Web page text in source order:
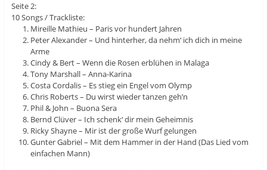
Seite 2:
10 Songs / Trackliste:
Mireille Mathieu – Paris vor hundert Jahren
Peter Alexander – Und hinterher, da nehm‘ ich dich in meine
Arme
Cindy & Bert – Wenn die Rosen erblühen in Malaga
Tony Marshall – Anna-Karina
Costa Cordalis – Es stieg ein Engel vom Olymp
Chris Roberts – Du wirst wieder tanzen geh’n
Phil & John – Buona Sera
Bernd Clüver – Ich schenk‘ dir mein Geheimnis
Ricky Shayne – Mir ist der große Wurf gelungen
Gunter Gabriel – Mit dem Hammer in der Hand (Das Lied vom
einfachen Mann)